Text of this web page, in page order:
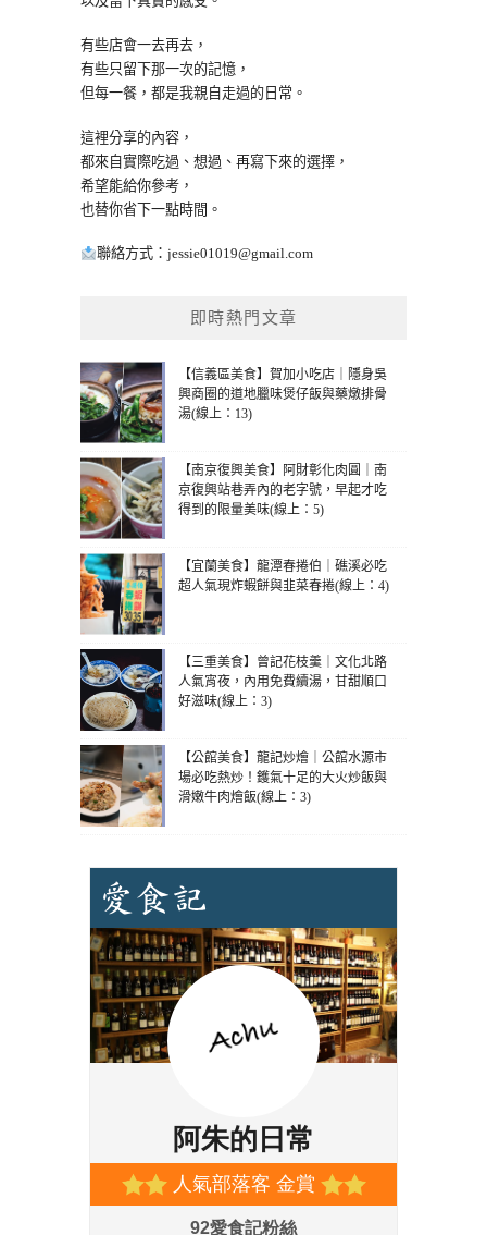
有些店會一去再去，
有些只留下那一次的記憶，
但每一餐，都是我親自走過的日常。
這裡分享的內容，
都來自實際吃過、想過、再寫下來的選擇，
希望能給你參考，
也替你省下一點時間。
聯絡方式： jessie01019@gmail.com
即時熱門文章
【信義區美食】賀加小吃店｜隱身吳
興商圈的道地臘味煲仔飯與藥燉排骨
湯(線上：13)
【南京復興美食】阿財彰化肉圓｜南
京復興站巷弄內的老字號，早起才吃
得到的限量美味(線上：5)
【宜蘭美食】龍潭春捲伯｜礁溪必吃
超人氣現炸蝦餅與韭菜春捲(線上：4)
【三重美食】曾記花枝羹｜文化北路
人氣宵夜，內用免費續湯，甘甜順口
好滋味(線上：3)
【公館美食】龍記炒燴｜公館水源市
場必吃熱炒！鑊氣十足的大火炒飯與
滑嫩牛肉燴飯(線上：3)